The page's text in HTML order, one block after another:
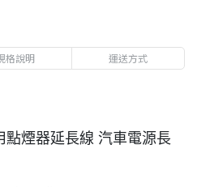
格說明 運送方式
點煙器延長線 汽車電源長